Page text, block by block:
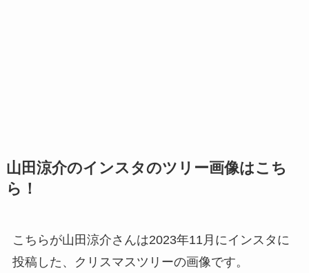
山田涼介のインスタのツリー画像はこち
ら！
こちらが山田涼介さんは2023年11月にインスタに
投稿した、クリスマスツリーの画像です。